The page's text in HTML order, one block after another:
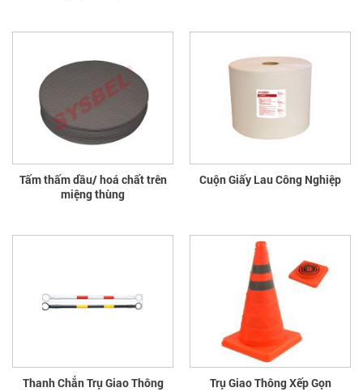
Tấm thấm dầu/ hoá chất trên
miệng thùng
Cuộn Giấy Lau Công Nghiệp
Thanh Chắn Trụ Giao Thông Trụ Giao Thông Xếp Gọn